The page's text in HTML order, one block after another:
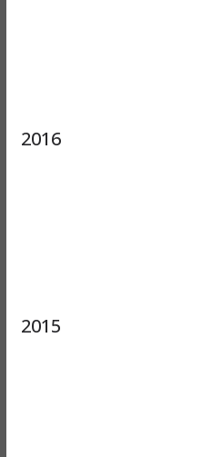
2016
2015